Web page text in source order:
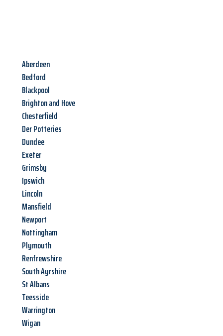
Aberdeen
Bedford
Blackpool
Brighton and Hove
Chesterfield
Der Potteries
Dundee
Exeter
Grimsby
Ipswich
Lincoln
Mansfield
Newport
Nottingham
Plymouth
Renfrewshire
South Ayrshire
St Albans
Teesside
Warrington
Wigan